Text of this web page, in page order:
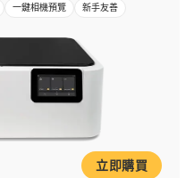
一鍵相機預覽 新手友善
立即購買